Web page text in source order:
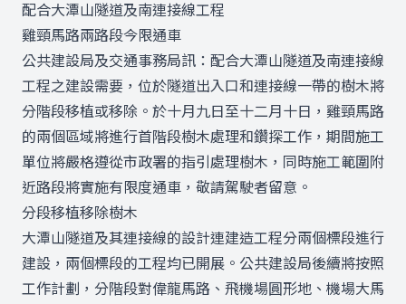
配合大潭山隧道及南連接線工程
雞頸馬路兩路段今限通車
公共建設局及交通事務局訊：配合大潭山隧道及南連接線
工程之建設需要，位於隧道出入口和連接線一帶的樹木將
分階段移植或移除。於十月九日至十二月十日，雞頸馬路
的兩個區域將進行首階段樹木處理和鑽探工作，期間施工
單位將嚴格遵從市政署的指引處理樹木，同時施工範圍附
近路段將實施有限度通車，敬請駕駛者留意。
分段移植移除樹木
大潭山隧道及其連接線的設計連建造工程分兩個標段進行
建設，兩個標段的工程均已開展。公共建設局後續將按照
工作計劃，分階段對偉龍馬路、飛機場圓形地、機場大馬